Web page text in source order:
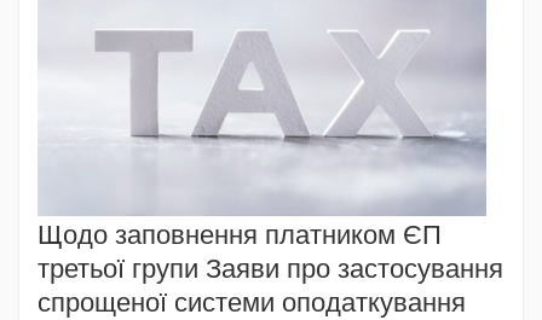
Щодо заповнення платником ЄП
третьої групи Заяви про застосування
спрощеної системи оподаткування